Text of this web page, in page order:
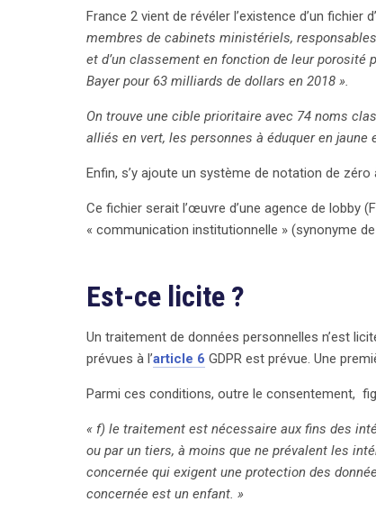
les données personnelles.
France 2 vient de révéler l’existence d’un fichier
membres de cabinets ministériels,
et d’un classement en fonction de leur porosité
Bayer pour 63 milliards de dollars en 2018 ».
On trouve une cible prioritaire avec 74 noms
alliés en vert, les personnes à éduquer en
Enfin, s’y ajoute un système de notation de
Ce fichier serait l’œuvre d’une agence de lobby
« communication institutionnelle » (synonyme
Est-ce licite ?
Un traitement de données personnelles n’est
prévues à l’article 6 GDPR est prévue. Une
Parmi ces conditions, outre le consentement,
« f) le traitement est nécessaire aux fins des
ou par un tiers, à moins que ne prévalent les
concernée qui exigent une protection des
concernée est un enfant. »